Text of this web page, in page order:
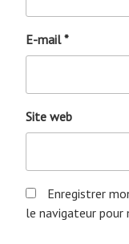
E-mail*
Site web
Enregistrer
le navigateur pour